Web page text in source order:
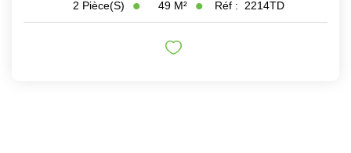
2 Pièce(s) 49 M² Réf : 2214TD